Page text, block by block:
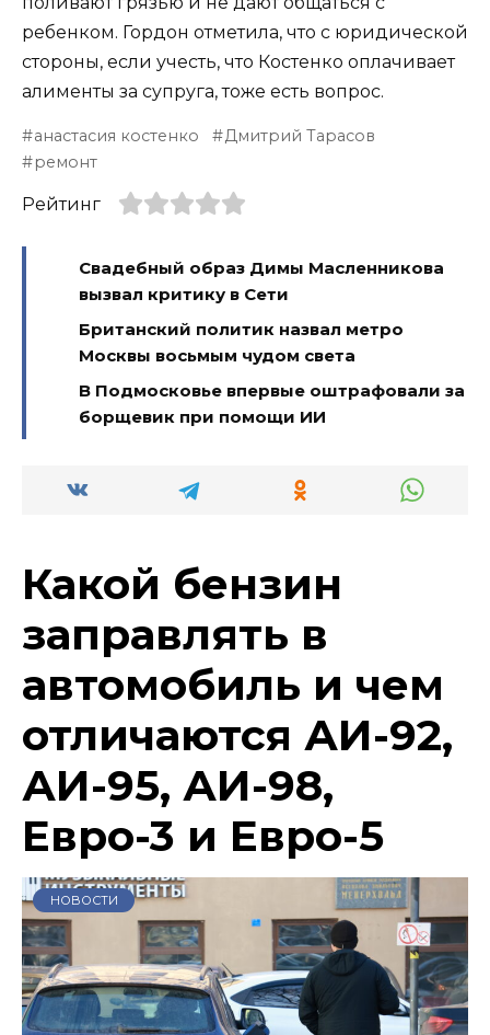
ребенком. Гордон отметила, что с юридической
стороны, если учесть, что Костенко оплачивает
алименты за супруга, тоже есть вопрос.
анастасия костенко
Дмитрий Тарасов
ремонт
Рейтинг
Свадебный образ Димы Масленникова
вызвал критику в Сети
Британский политик назвал метро
Москвы восьмым чудом света
В Подмосковье впервые оштрафовали за
борщевик при помощи ИИ
Какой бензин
заправлять в
автомобиль и чем
отличаются АИ-92,
АИ-95, АИ-98,
Евро-3 и Евро-5
НОВОСТИ